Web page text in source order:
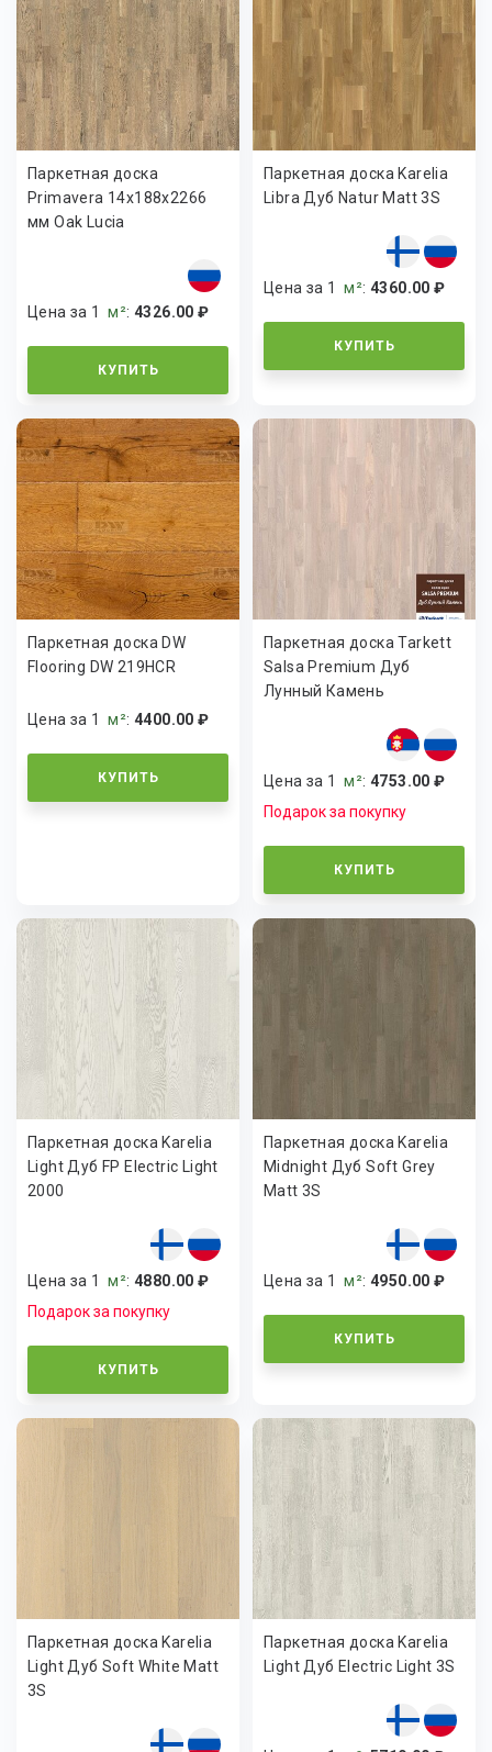
Паркетная доска
Primavera 14x188x2266
мм Oak Lucia
Цена за 1м²:4326.00 ₽
КУПИТЬ
Паркетная доска Karelia
Libra Дуб Natur Matt 3S
Цена за 1м²:4360.00 ₽
КУПИТЬ
Паркетная доска DW
Flooring DW 219HCR
Цена за 1м²:4400.00 ₽
КУПИТЬ
Паркетная доска Tarkett
Salsa Premium Дуб
Лунный Камень
Цена за 1м²:4753.00 ₽
Подарок за покупку
КУПИТЬ
Паркетная доска Karelia
Light Дуб FP Electric Light
2000
Цена за 1м²:4880.00 ₽
Подарок за покупку
КУПИТЬ
Паркетная доска Karelia
Midnight Дуб Soft Grey
Matt 3S
Цена за 1м²:4950.00 ₽
КУПИТЬ
Паркетная доска Karelia
Light Дуб Soft White Matt
3S
Паркетная доска Karelia
Light Дуб Electric Light 3S